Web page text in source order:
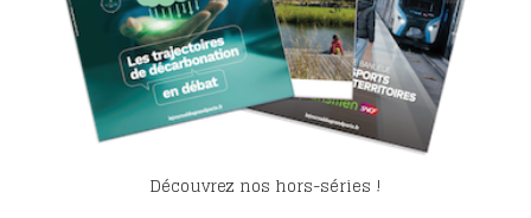
Découvrez nos hors-séries !